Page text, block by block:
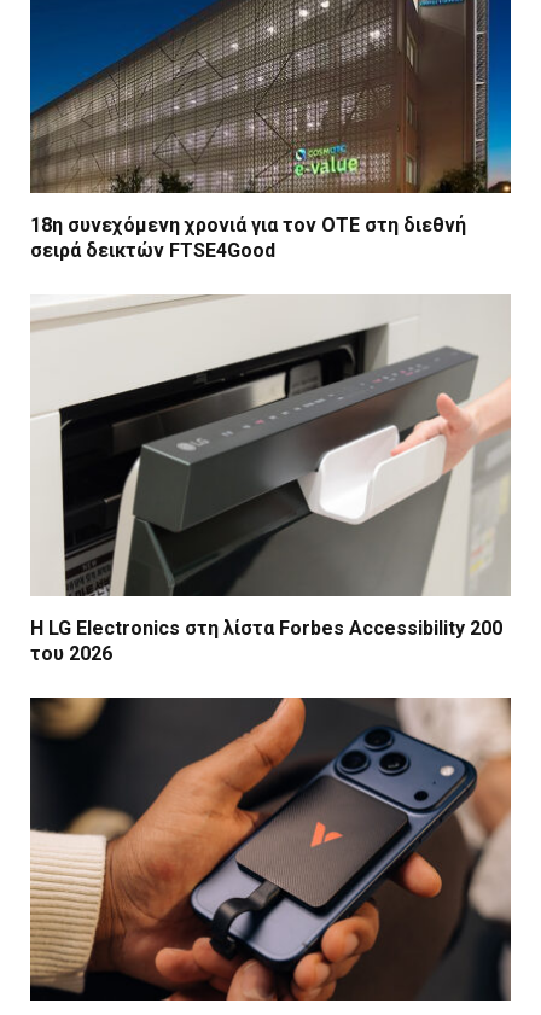
18η συνεχόμενη χρονιά για τον ΟΤΕ στη διεθνή
σειρά δεικτών FTSE4Good
Η LG Electronics στη λίστα Forbes Accessibility 200
του 2026